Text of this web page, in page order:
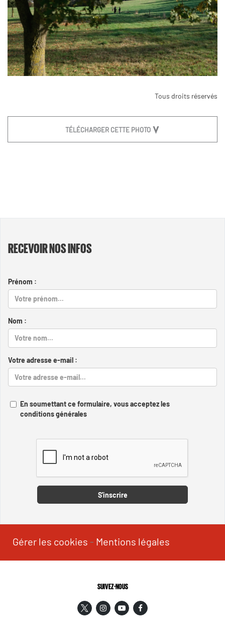
Tous droits réservés
TÉLÉCHARGER CETTE PHOTO
RECEVOIR NOS INFOS
Prénom :
Nom :
Votre adresse e-mail :
En soumettant ce formulaire, vous acceptez les
conditions générales
S'inscrire
Gérer les cookies - Mentions légales
SUIVEZ-NOUS